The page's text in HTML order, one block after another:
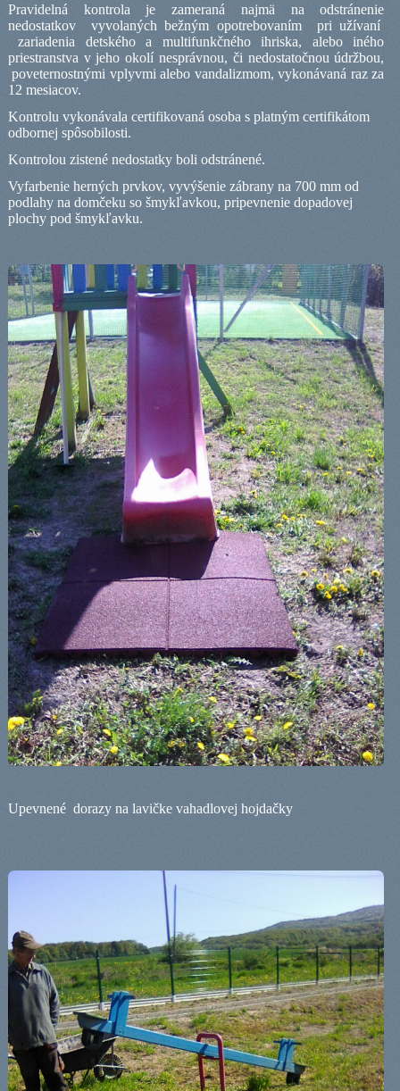
Pravidelná kontrola je zameraná najmä na odstránenie
nedostatkov
vyvolaných bežným opotrebovaním
pri užívaní
zariadenia detského a multifunkčného ihriska, alebo iného
priestranstva v jeho okolí nesprávnou, či nedostatočnou údržbou,
poveternostnými vplyvmi alebo vandalizmom, vykonávaná raz za
12 mesiacov.
Kontrolu vykonávala certifikovaná osoba s platným certifikátom
odbornej spôsobilosti.
Kontrolou zistené nedostatky boli odstránené.
Vyfarbenie herných prvkov, vyvýšenie zábrany na 700 mm od
podlahy na domčeku so šmykľavkou, pripevnenie dopadovej
plochy pod šmykľavku.
Upevnené dorazy na lavičke vahadlovej hojdačky